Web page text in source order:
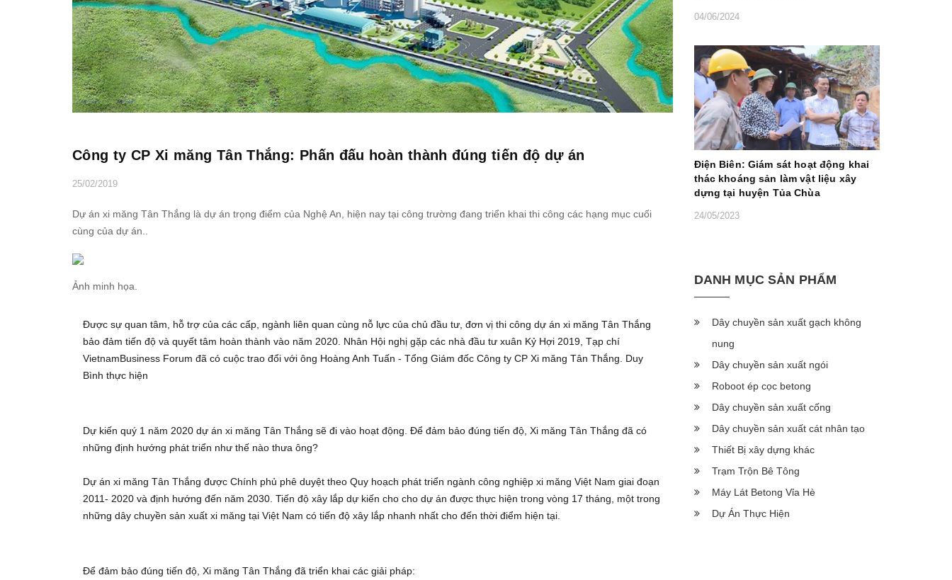
Công ty CP Xi măng Tân Thắng: Phấn đấu hoàn thành đúng tiến độ dự án
25/02/2019
Dự án xi măng Tân Thắng là dự án trọng điểm của Nghệ An, hiện nay tại công trường đang triển khai thi công các hạng mục cuối
cùng của dự án..
Ảnh minh họa.
Được sự quan tâm, hỗ trợ của các cấp, ngành liên quan cùng nỗ lực của chủ đầu tư, đơn vị thi công dự án xi măng Tân Thắng
bảo đảm tiến độ và quyết tâm hoàn thành vào năm 2020. Nhân Hội nghị gặp các nhà đầu tư xuân Kỷ Hợi 2019, Tạp chí
VietnamBusiness Forum đã có cuộc trao đổi với ông Hoàng Anh Tuấn - Tổng Giám đốc Công ty CP Xi măng Tân Thắng. Duy
Bình thực hiện
Dự kiến quý 1 năm 2020 dự án xi măng Tân Thắng sẽ đi vào hoạt động. Để đảm bảo đúng tiến độ, Xi măng Tân Thắng đã có
những định hướng phát triển như thế nào thưa ông?
Dự án xi măng Tân Thắng được Chính phủ phê duyệt theo Quy hoạch phát triển ngành công nghiệp xi măng Việt Nam giai đoạn
2011- 2020 và định hướng đến năm 2030. Tiến độ xây lắp dự kiến cho cho dự án được thực hiện trong vòng 17 tháng, một trong
những dây chuyền sản xuất xi măng tại Việt Nam có tiến độ xây lắp nhanh nhất cho đến thời điểm hiện tại.
Để đảm bảo đúng tiến độ, Xi măng Tân Thắng đã triển khai các giải pháp:
04/06/2024
Điện Biên: Giám sát hoạt động khai
thác khoáng sản làm vật liệu xây
dựng tại huyện Tủa Chùa
24/05/2023
DANH MỤC SẢN PHẨM
Dây chuyền sản xuất gạch không
nung
Dây chuyền sản xuất ngói
Roboot ép cọc betong
Dây chuyền sản xuất cống
Dây chuyền sản xuất cát nhân tạo
Thiết Bị xây dựng khác
Trạm Trộn Bê Tông
Máy Lát Betong Vỉa Hè
Dự Án Thực Hiện